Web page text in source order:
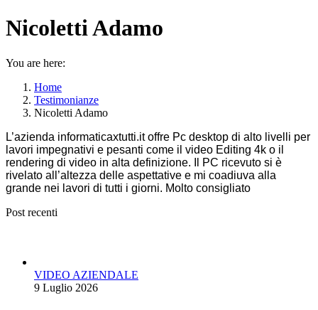
Nicoletti Adamo
You are here:
Home
Testimonianze
Nicoletti Adamo
L’azienda informaticaxtutti.it offre Pc desktop di alto livelli per
lavori impegnativi e pesanti come il video Editing 4k o il
rendering di video in alta definizione. Il PC ricevuto si è
rivelato all’altezza delle aspettative e mi coadiuva alla
grande nei lavori di tutti i giorni. Molto consigliato
Post recenti
VIDEO AZIENDALE
9 Luglio 2026